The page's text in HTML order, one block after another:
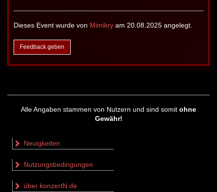
Dieses Event wurde von Mimikry am 20.08.2025 angelegt.
Feedback geben
Alle Angaben stammen von Nutzern und sind somit ohne
Gewähr!
Neuigkeiten
Nutzungsbedingungen
über konzertN.de